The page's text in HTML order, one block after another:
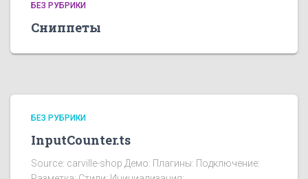
БЕЗ РУБРИКИ
Сниппеты
БЕЗ РУБРИКИ
InputCounter.ts
Source: carville-shop Демо: Плагины: Подключение: